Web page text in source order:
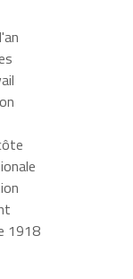
1918